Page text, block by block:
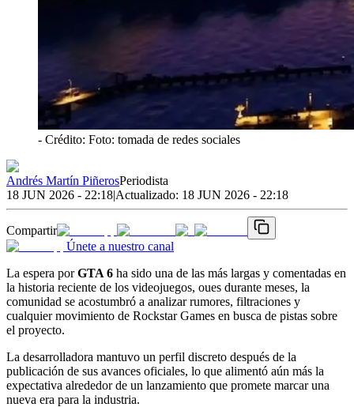
- Crédito: Foto: tomada de redes sociales
Andrés Martín PiñerosPeriodista
18 JUN 2026 - 22:18|Actualizado: 18 JUN 2026 - 22:18
Compartir
Únete a nuestro canal
La espera porGTA 6 ha sido una de las más largas y comentadas en
la historia reciente de los videojuegos, oues durante meses, la
comunidad se acostumbró a analizar rumores, filtraciones y
cualquier movimiento de Rockstar Games en busca de pistas sobre
el proyecto.
La desarrolladora mantuvo un perfil discreto después de la
publicación de sus avances oficiales, lo que alimentó aún más la
expectativa alrededor de un lanzamiento que promete marcar una
nueva era para la industria.